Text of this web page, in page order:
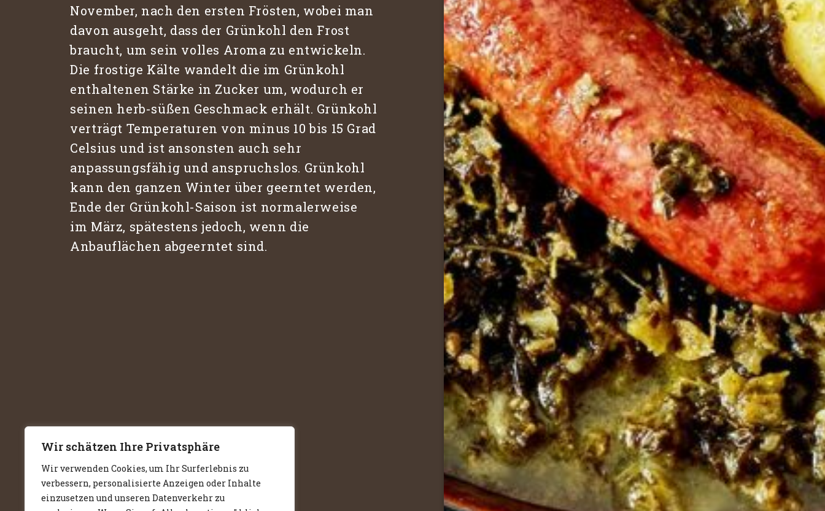
Wir schätzen Ihre Privatsphäre
Wir verwenden Cookies, um Ihr Surferlebnis zu
verbessern, personalisierte Anzeigen oder Inhalte
einzusetzen und unseren Datenverkehr zu
November, nach den ersten Frösten, wobei man
davon ausgeht, dass der Grünkohl den Frost
braucht, um sein volles Aroma zu entwickeln.
Die frostige Kälte wandelt die im Grünkohl
enthaltenen Stärke in Zucker um, wodurch er
seinen herb-süßen Geschmack erhält. Grünkohl
verträgt Temperaturen von minus 10 bis 15 Grad
Celsius und ist ansonsten auch sehr
anpassungsfähig und anspruchslos. Grünkohl
kann den ganzen Winter über geerntet werden,
Ende der Grünkohl-Saison ist normalerweise
im März, spätestens jedoch, wenn die
Anbauflächen abgeerntet sind.